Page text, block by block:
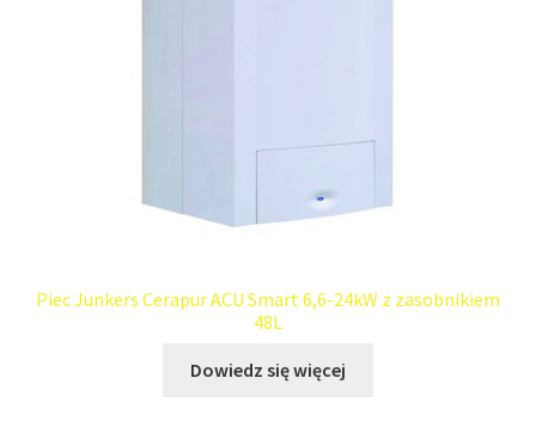
Piec Junkers Cerapur ACU Smart 6,6-24kW z zasobnikiem
48L
Dowiedz się więcej